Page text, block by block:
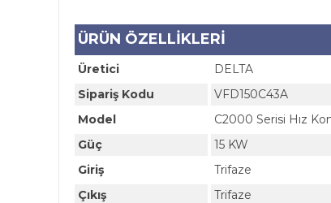
ÜRÜN ÖZELLİKLERİ
Üretici
DELTA
Sipariş Kodu
VFD150C43A
Model
C2000 Serisi Hız
Güç
15 KW
Giriş
Trifaze
Çıkış
Trifaze